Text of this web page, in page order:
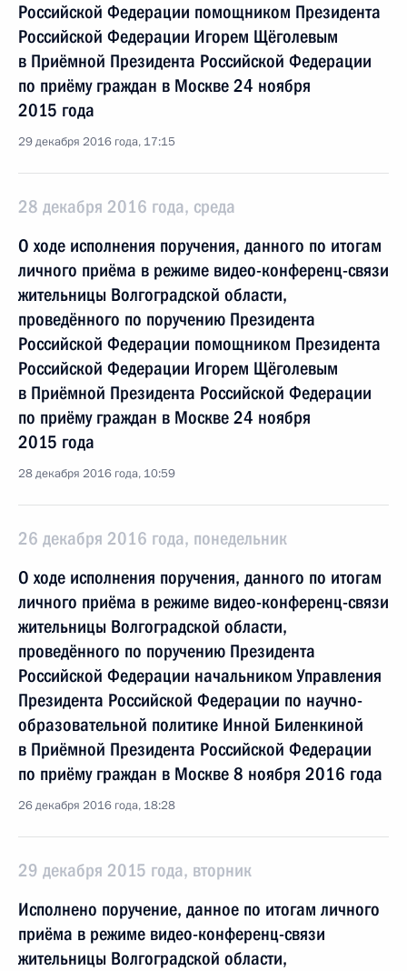
Российской Федерации помощником Президента
Российской Федерации Игорем Щёголевым
в Приёмной Президента Российской Федерации
по приёму граждан в Москве 24 ноября
2015 года
29 декабря 2016 года, 17:15
28 декабря 2016 года, среда
О ходе исполнения поручения, данного по итогам
личного приёма в режиме видео-конференц-связи
жительницы Волгоградской области,
проведённого по поручению Президента
Российской Федерации помощником Президента
Российской Федерации Игорем Щёголевым
в Приёмной Президента Российской Федерации
по приёму граждан в Москве 24 ноября
2015 года
28 декабря 2016 года, 10:59
26 декабря 2016 года, понедельник
О ходе исполнения поручения, данного по итогам
личного приёма в режиме видео-конференц-связи
жительницы Волгоградской области,
проведённого по поручению Президента
Российской Федерации начальником Управления
Президента Российской Федерации по научно-
образовательной политике Инной Биленкиной
в Приёмной Президента Российской Федерации
по приёму граждан в Москве 8 ноября 2016 года
26 декабря 2016 года, 18:28
29 декабря 2015 года, вторник
Исполнено поручение, данное по итогам личного
приёма в режиме видео-конференц-связи
жительницы Волгоградской области,